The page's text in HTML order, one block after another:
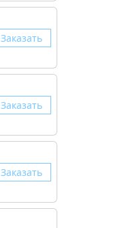
Заказать
Заказать
Заказать